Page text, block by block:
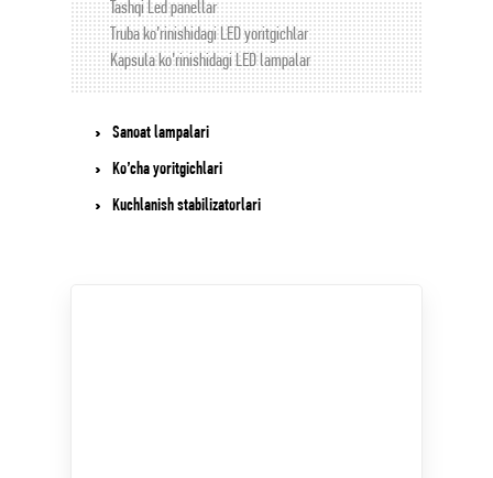
Tashqi Led panellar
Truba ko’rinishidagi LED yoritgichlar
Kapsula ko’rinishidagi LED lampalar
Sanoat lampalari
Ko’cha yoritgichlari
Kuchlanish stabilizatorlari